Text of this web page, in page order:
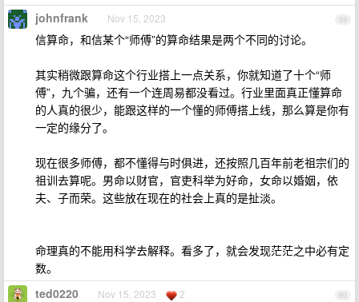
59
johnfrank Nov 15, 2023
信算命，和信某个“师傅”的算命结果是两个不同的讨论。
其实稍微跟算命这个行业搭上一点关系，你就知道了十个“师
傅”，九个骗，还有一个连周易都没看过。行业里面真正懂算命
的人真的很少，能跟这样的一个懂的师傅搭上线，那么算是你有
一定的缘分了。
现在很多师傅，都不懂得与时俱进，还按照几百年前老祖宗们的
祖训去算呢。男命以财官，官吏科举为好命，女命以婚姻，依
夫、子而荣。这些放在现在的社会上真的是扯淡。
命理真的不能用科学去解释。看多了，就会发现茫茫之中必有定
数。
60
ted0220 Nov 15, 2023 2